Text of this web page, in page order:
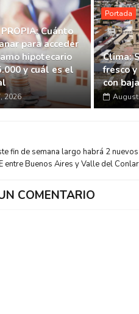
Cuánto
para acceder
hipotecario
y cuál es el
2026
Portada
Clima:
fresco
con
August
fin de semana largo habrá 2 nuevos
entre Buenos Aires y Valle del
COMENTARIO